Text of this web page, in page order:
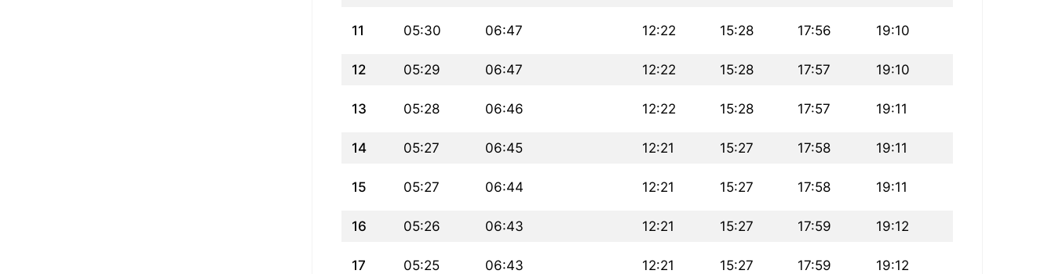
11 05:30 06:47 12:22 15:28 17:56 19:10
12 05:29 06:47 12:22 15:28 17:57 19:10
13 05:28 06:46 12:22 15:28 17:57 19:11
14 05:27 06:45 12:21 15:27 17:58 19:11
15 05:27 06:44 12:21 15:27 17:58 19:11
16 05:26 06:43 12:21 15:27 17:59 19:12
17 05:25 06:43 12:21 15:27 17:59 19:12